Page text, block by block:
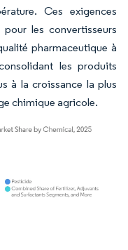
Ces exigences
les convertisseurs
pharmaceutique à
les produits
à la croissance la plus
chimique agricole.